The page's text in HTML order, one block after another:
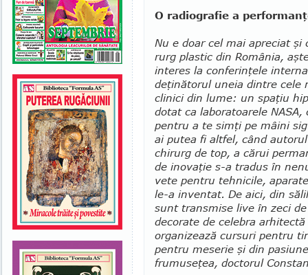
O radiografie a
Nu e doar cel mai apreciat
rurg plastic din România,
interes la conferinţele
deţinătorul uneia dintre cele
clinici din lume: un spaţiu
dotat ca labo­ra­toarele NASA,
pentru a te simţi pe mâini
ai putea fi altfel, când
chirurg de top, a cărui
de inovaţie s-a tradus în
vete pentru tehnicile,
le-a in­ven­tat. De aici, din
sunt transmise live în zeci
decorate de celebra
organizează cursuri pentru
pentru me­serie şi din
frumuseţea, doctorul